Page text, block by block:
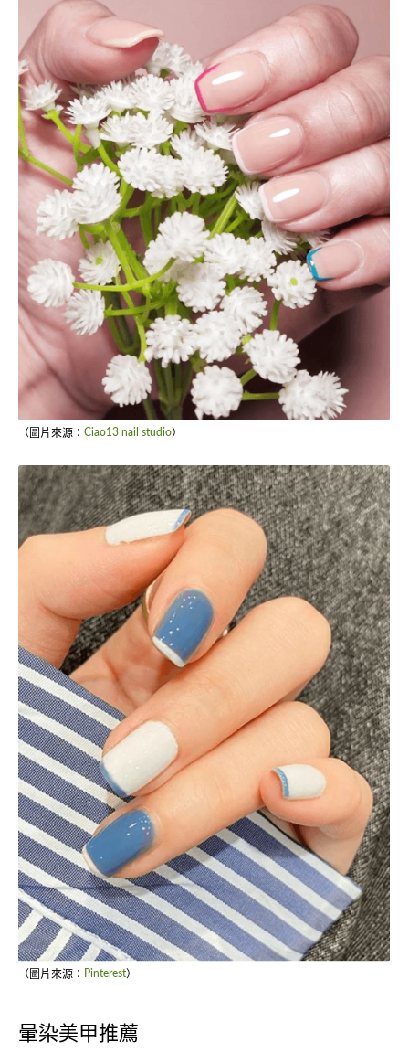
（圖片來源： Ciao13 nail studio）
（圖片來源： Pinterest）
暈染美甲推薦